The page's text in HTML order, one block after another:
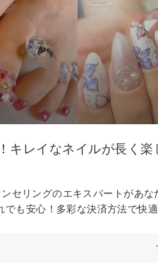
キレイなネイルが長く楽
セリングのエキスパートがあ
でも安心！多彩な決済方法で快